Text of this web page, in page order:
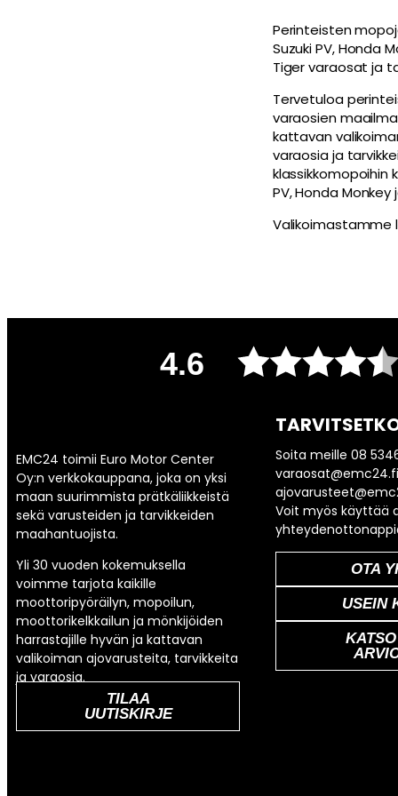
Perinteisten
Suzuki PV, Honda
Tiger varaosat ja
Tervetuloa
varaosien
kattavan
varaosia ja
klassikkomopoihin
PV, Honda Monkey
Valikoimastamme
4.6
EMC24 toimii Euro Motor Center
Oy:n verkkokauppana, joka on yksi
maan suurimmista prätkäliikkeistä
sekä varusteiden ja tarvikkeiden
maahantuojista.
Yli 30 vuoden kokemuksella
voimme tarjota kaikille
moottoripyöräilyn, mopoilun,
moottorikelkkailun ja mönkijöiden
harrastajille hyvän ja kattavan
valikoiman ajovarusteita, tarvikkeita
ja varaosia.
TILAA
UUTISKIRJE
Soita meille 08
Voit myös käyttää
OTA
USEIN